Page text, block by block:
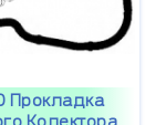
Прокладка